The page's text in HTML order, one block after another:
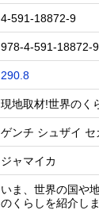
4-591-18872-9
978-4-591-18872-9
290.8
現地取材!世界の
ゲンチ シュザイ セ
ジャマイカ
いま、世界の国や
のくらしを紹介し